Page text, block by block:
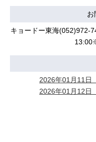
お
キョードー東海
2026年01月11
2026年01月12